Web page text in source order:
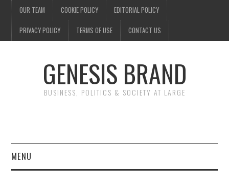
OUR TEAM COOKIE POLICY EDITORIAL POLICY
PRIVACY POLICY TERMS OF USE CONTACT US
GENESIS BRAND
BUSINESS, POLITICS & SOCIETY AT LARGE
MENU